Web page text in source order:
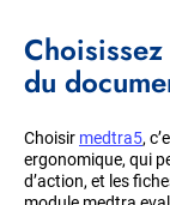
du
Choisir medtra5,
ergonomique, qui
d’action, et les